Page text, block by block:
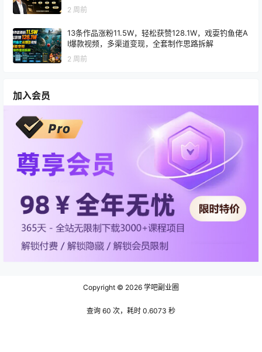
2 周前
13条作品涨粉11.5W，轻松获赞128.1W，戏耍钓鱼佬A
I爆款视频，多渠道变现，全套制作思路拆解
2 周前
加入会员
Copyright © 2026 学吧副业圈
查询 60 次，耗时 0.6073 秒